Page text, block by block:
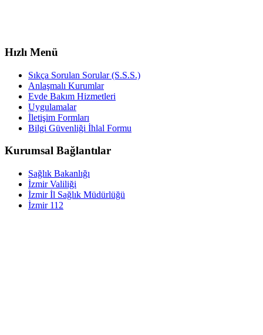
Hızlı Menü
Sıkça Sorulan Sorular (S.S.S.)
Anlaşmalı Kurumlar
Evde Bakım Hizmetleri
Uygulamalar
İletişim Formları
Bilgi Güvenliği İhlal Formu
Kurumsal Bağlantılar
Sağlık Bakanlığı
İzmir Valiliği
İzmir İl Sağlık Müdürlüğü
İzmir 112